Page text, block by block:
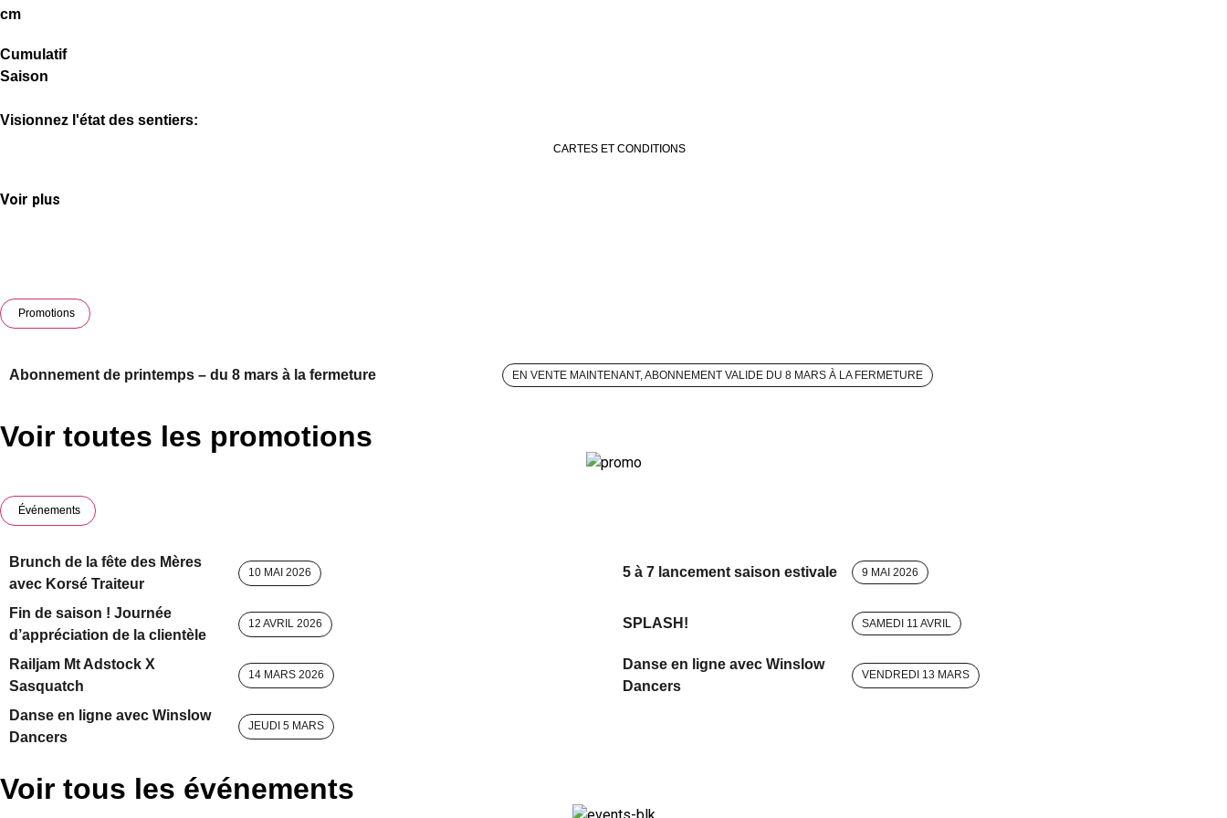
cm
Cumulatif
Saison
Visionnez l'état des sentiers:
CARTES ET CONDITIONS
Voir plus
Promotions
Abonnement de printemps – du 8 mars à la fermeture EN VENTE MAINTENANT, ABONNEMENT VALIDE DU 8 MARS À LA FERMETURE
Voir toutes les promotions
Événements
Brunch de la fête des Mères
avec Korsé Traiteur
10 MAI 2026 5 à 7 lancement saison estivale 9 MAI 2026
Fin de saison ! Journée
d’appréciation de la clientèle
12 AVRIL 2026 SPLASH! SAMEDI 11 AVRIL
Railjam Mt Adstock X
Sasquatch
14 MARS 2026
Danse en ligne avec Winslow
Dancers
VENDREDI 13 MARS
Danse en ligne avec Winslow
Dancers
JEUDI 5 MARS
Voir tous les événements